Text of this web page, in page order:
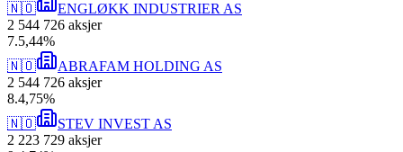
🇳🇴
ENGLØKK INDUSTRIER AS
2 544 726 aksjer
7.5,44%
🇳🇴
ABRAFAM HOLDING AS
2 544 726 aksjer
8.4,75%
🇳🇴
STEV INVEST AS
2 223 729 aksjer